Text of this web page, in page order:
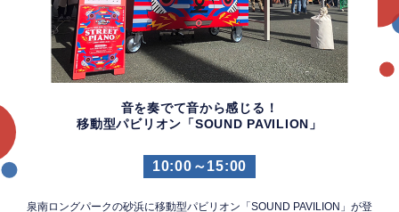
音を奏でて音から感じる！
移動型パビリオン「SOUND PAVILION」
10:00～15:00
泉南ロングパークの砂浜に移動型パビリオン「SOUND PAVILION」が登